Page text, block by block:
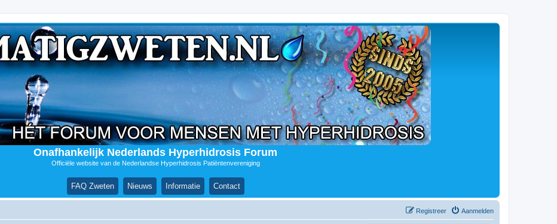
Onafhankelijk Nederlands Hyperhidrosis Forum
Officiële website van de Nederlandse Hyperhidrosis Patiëntenvereniging
FAQ Zweten Nieuws Informatie Contact
Aanmelden
Registreer